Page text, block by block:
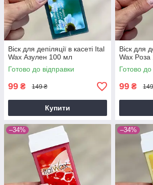
Віск для депіляції в касеті Ital
Wax Азулен 100 мл
Готово до відправки
99 ₴ 149 ₴
Купити
Віск для
Wax
Готово до
99 ₴
–34% –34%